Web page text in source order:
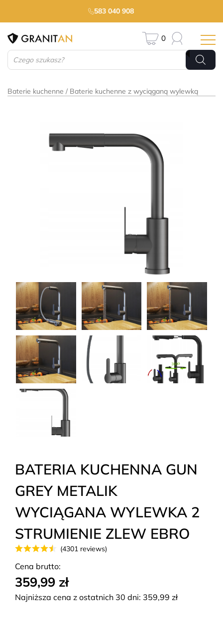
583 040 908
Wyszukiwarka
produktów
0
Baterie kuchenne Baterie kuchenne z wyciąganą wylewką
BATERIA KUCHENNA GUN
GREY METALIK
WYCIĄGANA WYLEWKA 2
STRUMIENIE ZLEW EBRO
(4301 reviews)
Cena brutto:
359,99 zł
Najniższa cena z ostatnich 30 dni: 359,99 zł